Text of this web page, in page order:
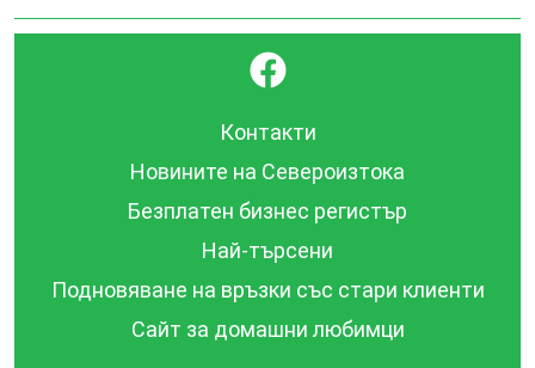
}
Контакти
Новините на Североизтока
Безплатен бизнес регистър
Най-търсени
Подновяване на връзки със стари клиенти
Сайт за домашни любимци